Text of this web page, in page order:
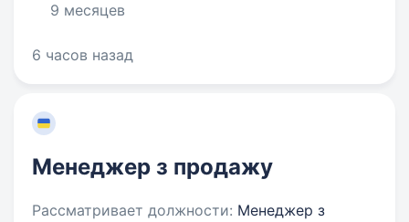
9 месяцев
6 часов назад
Менеджер з продажу
Рассматривает должности: Менеджер з